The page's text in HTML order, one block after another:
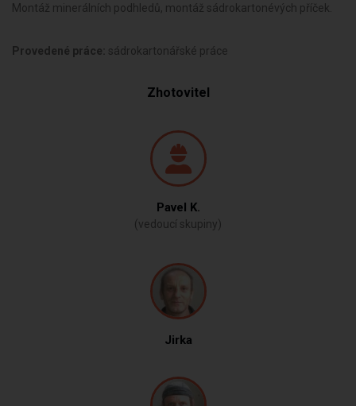
Montáž minerálních podhledů, montáž sádrokartonévých příček.
Provedené práce: sádrokartonářské práce
Zhotovitel
Pavel K.
(vedoucí skupiny)
Jirka